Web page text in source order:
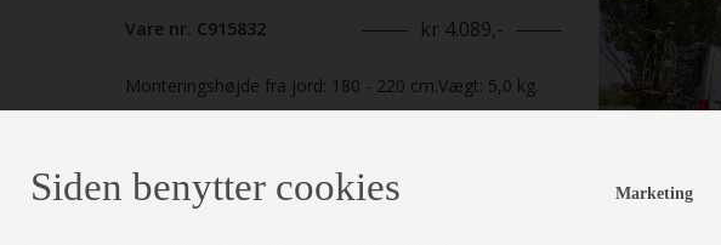
Vare nr. C915832 kr 4.089,-
Monteringshøjde fra jord: 180 - 220 cm.Vægt: 5,0 kg.
Siden benytter cookies Marketing